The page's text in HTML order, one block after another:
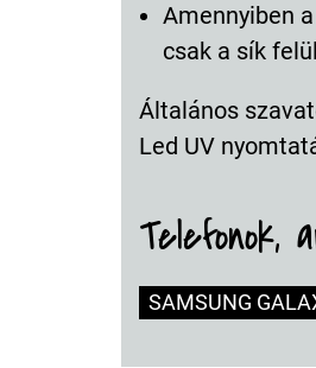
Amennyiben
csak a sík
Általános
Led UV
SAMSUNG